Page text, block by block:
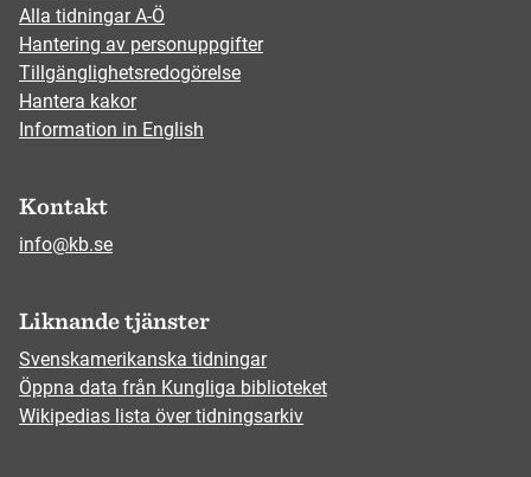
Alla tidningar A-Ö
Hantering av personuppgifter
Tillgänglighetsredogörelse
Hantera kakor
Information in English
Kontakt
info@kb.se
Liknande tjänster
Svenskamerikanska tidningar
Öppna data från Kungliga biblioteket
Wikipedias lista över tidningsarkiv